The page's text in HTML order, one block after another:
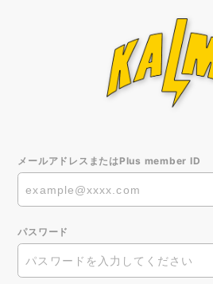
メールアドレスまたはPlus member ID
パスワード